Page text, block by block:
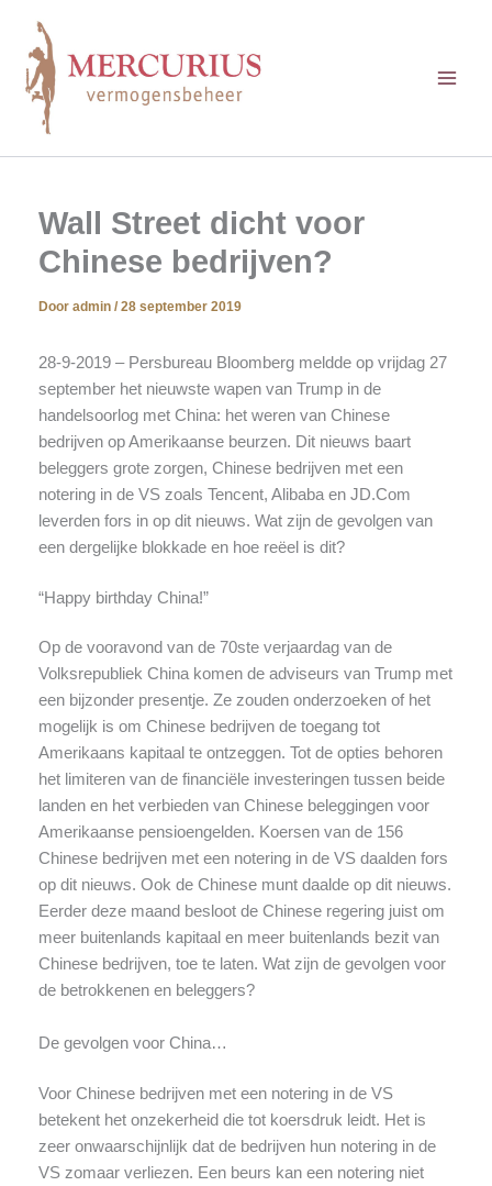
inhoud
Wall Street dicht voor
Chinese bedrijven?
Door admin / 28 september 2019
28-9-2019 – Persbureau Bloomberg meldde op vrijdag 27
september het nieuwste wapen van Trump in de
handelsoorlog met China: het weren van Chinese
bedrijven op Amerikaanse beurzen. Dit nieuws baart
beleggers grote zorgen, Chinese bedrijven met een
notering in de VS zoals Tencent, Alibaba en JD.Com
leverden fors in op dit nieuws. Wat zijn de gevolgen van
een dergelijke blokkade en hoe reëel is dit?
“Happy birthday China!”
Op de vooravond van de 70ste verjaardag van de
Volksrepubliek China komen de adviseurs van Trump met
een bijzonder presentje. Ze zouden onderzoeken of het
mogelijk is om Chinese bedrijven de toegang tot
Amerikaans kapitaal te ontzeggen. Tot de opties behoren
het limiteren van de financiële investeringen tussen beide
landen en het verbieden van Chinese beleggingen voor
Amerikaanse pensioengelden. Koersen van de 156
Chinese bedrijven met een notering in de VS daalden fors
op dit nieuws. Ook de Chinese munt daalde op dit nieuws.
Eerder deze maand besloot de Chinese regering juist om
meer buitenlands kapitaal en meer buitenlands bezit van
Chinese bedrijven, toe te laten. Wat zijn de gevolgen voor
de betrokkenen en beleggers?
De gevolgen voor China…
Voor Chinese bedrijven met een notering in de VS
betekent het onzekerheid die tot koersdruk leidt. Het is
zeer onwaarschijnlijk dat de bedrijven hun notering in de
VS zomaar verliezen. Een beurs kan een notering niet